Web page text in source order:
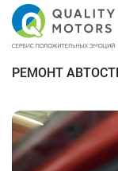
РЕМОНТ